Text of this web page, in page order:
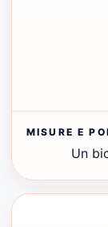
MISURE E
Un